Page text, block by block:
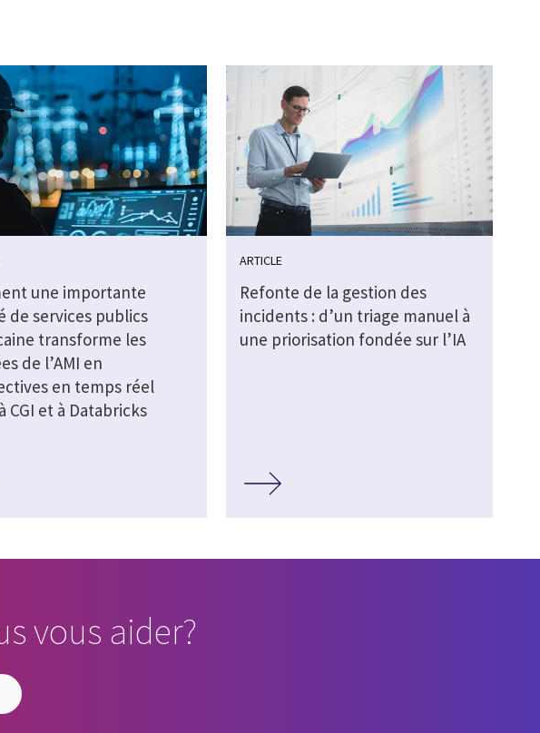
une importante
de services publics
transforme les
de l’AMI en
en temps réel
CGI et à Databricks
ARTICLE
Refonte de la gestion des
incidents : d’un triage manuel à
une priorisation fondée sur l’IA
vous aider?